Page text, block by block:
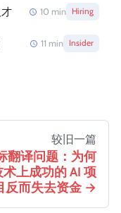
10 min Hiring
11 min Insider
较旧一篇
翻译问题：为何
术上成功的 AI 项
反而失去资金